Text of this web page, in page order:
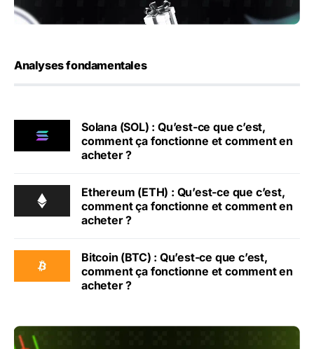
Analyses fondamentales
Solana (SOL) : Qu’est-ce que c’est,
comment ça fonctionne et comment en
acheter ?
Ethereum (ETH) : Qu’est-ce que c’est,
comment ça fonctionne et comment en
acheter ?
Bitcoin (BTC) : Qu’est-ce que c’est,
comment ça fonctionne et comment en
acheter ?